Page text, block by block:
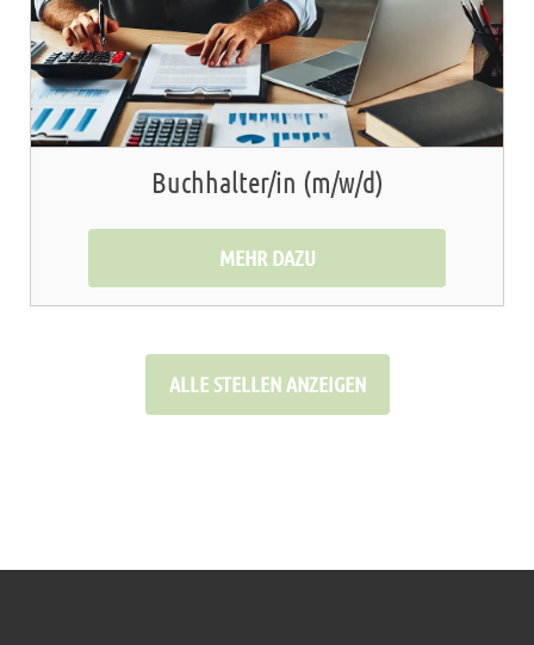
Buchhalter/in (m/w/d)
MEHR DAZU
ALLE STELLEN ANZEIGEN